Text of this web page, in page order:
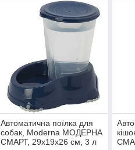
Автоматична поїлка для
собак, Moderna МОДЕРНА
СМАРТ, 29х19х26 см, 3 л